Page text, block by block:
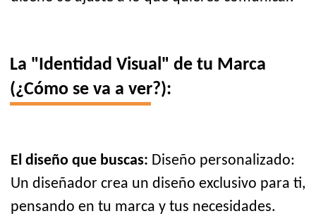
La "Identidad Visual" de tu Marca
(¿Cómo se va a ver?):
El diseño que buscas: Diseño personalizado:
Un diseñador crea un diseño exclusivo para ti,
pensando en tu marca y tus necesidades.